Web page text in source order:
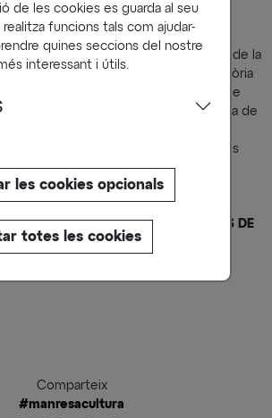
de les cookies es guarda al seu
funcions tals com ajudar-
quines seccions del nostre
interessant i útils.
les cookies opcionals
totes les cookies
diversos premis- pretén anar més enllà de la
adolescent no desitjat. És la història
sí. Però també és el viatge d’algú que
que rep notícies inesperades i que ha de
que es replanteja les coses i se les
una celebració dels cossos. De tots els
you’ per a tots aquells que encara
diversitat.
EL COS, LA TRANSICIÓ I ELS CODIS DE
Comparteix
#manresacultura